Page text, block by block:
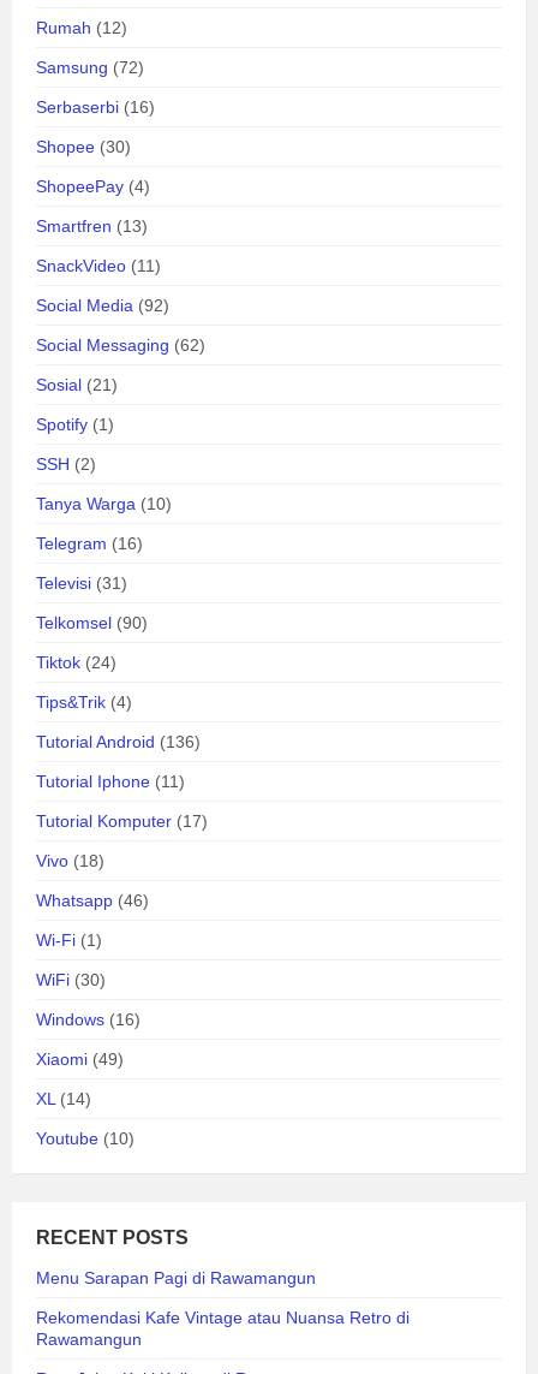
Rumah (12)
Samsung (72)
Serbaserbi (16)
Shopee (30)
ShopeePay (4)
Smartfren (13)
SnackVideo (11)
Social Media (92)
Social Messaging (62)
Sosial (21)
Spotify (1)
SSH (2)
Tanya Warga (10)
Telegram (16)
Televisi (31)
Telkomsel (90)
Tiktok (24)
Tips&Trik (4)
Tutorial Android (136)
Tutorial Iphone (11)
Tutorial Komputer (17)
Vivo (18)
Whatsapp (46)
Wi-Fi (1)
WiFi (30)
Windows (16)
Xiaomi (49)
XL (14)
Youtube (10)
RECENT POSTS
Menu Sarapan Pagi di Rawamangun
Rekomendasi Kafe Vintage atau Nuansa Retro di
Rawamangun